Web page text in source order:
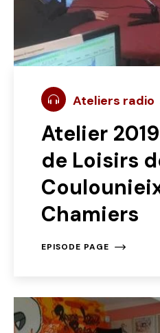
Ateliers radio
Atelier
de Loisirs
Chamiers
EPISODE PAGE